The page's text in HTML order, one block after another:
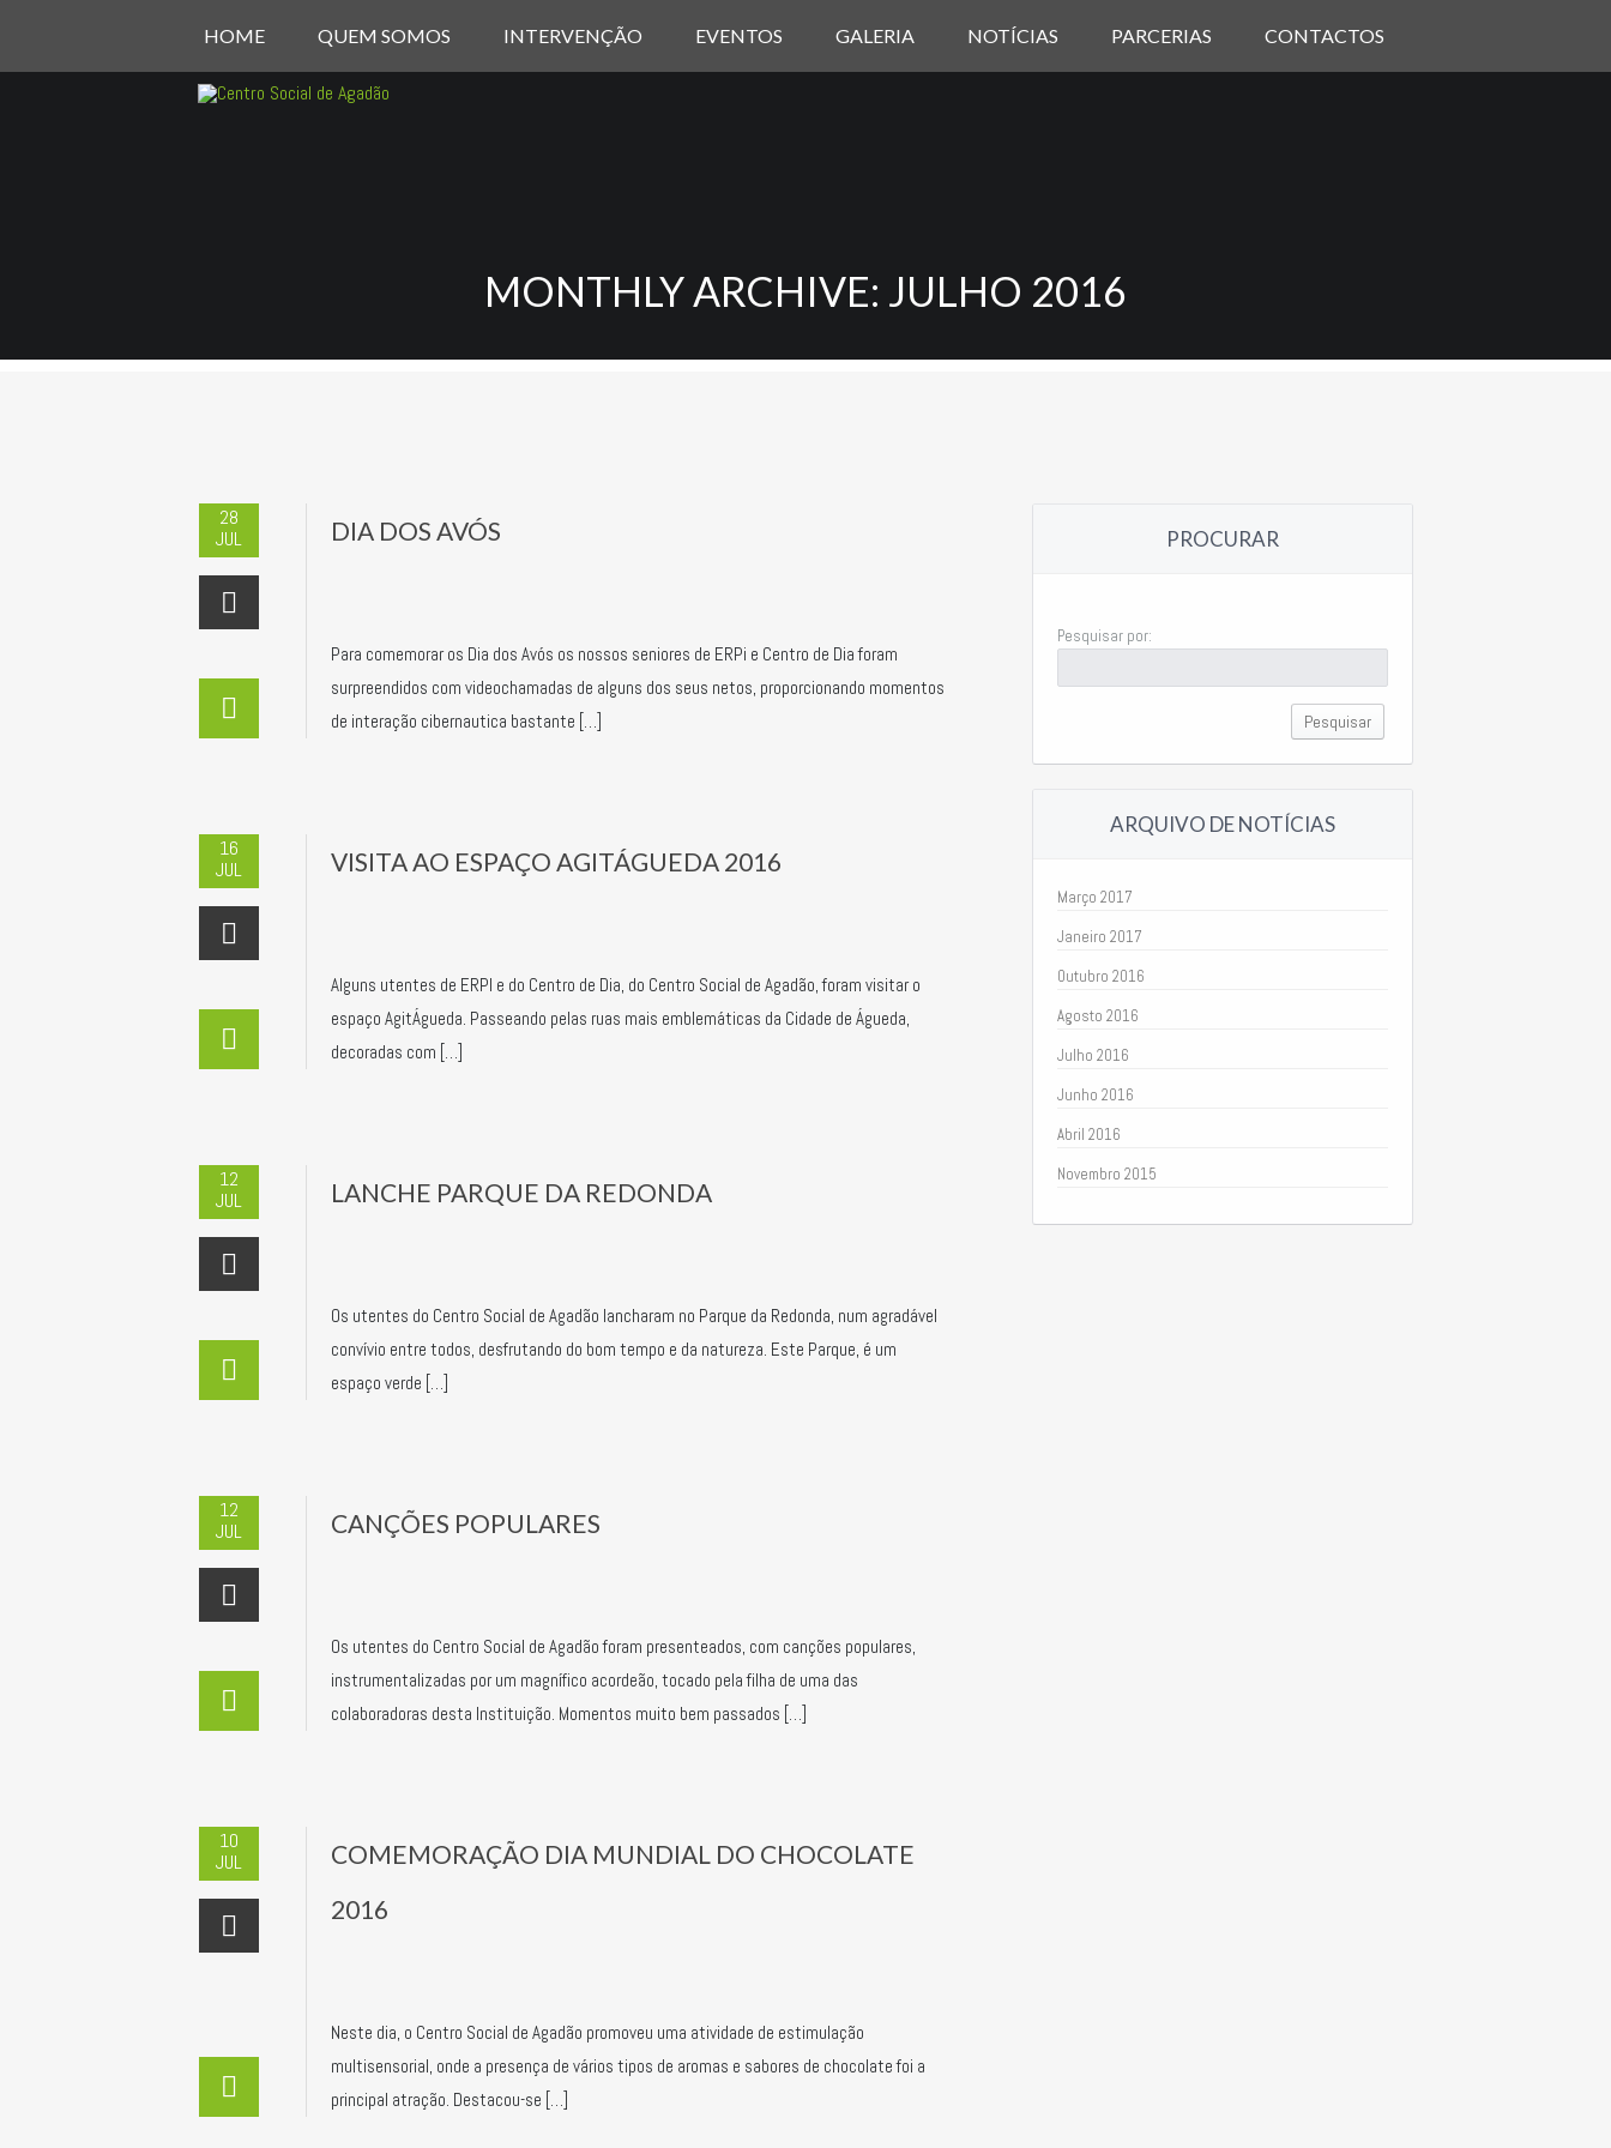
HOME QUEM SOMOS INTERVENÇÃO EVENTOS GALERIA NOTÍCIAS PARCERIAS CONTACTOS
MONTHLY ARCHIVE: JULHO 2016
28
JUL
DIA DOS AVÓS
Para comemorar os Dia dos Avós os nossos seniores de ERPi e Centro de Dia foram
surpreendidos com videochamadas de alguns dos seus netos, proporcionando momentos
de interação cibernautica bastante […]
16
JUL
VISITA AO ESPAÇO AGITÁGUEDA 2016
Alguns utentes de ERPI e do Centro de Dia, do Centro Social de Agadão, foram visitar o
espaço AgitÁgueda. Passeando pelas ruas mais emblemáticas da Cidade de Águeda,
decoradas com […]
12
JUL
LANCHE PARQUE DA REDONDA
Os utentes do Centro Social de Agadão lancharam no Parque da Redonda, num agradável
convívio entre todos, desfrutando do bom tempo e da natureza. Este Parque, é um
espaço verde […]
12
JUL
CANÇÕES POPULARES
Os utentes do Centro Social de Agadão foram presenteados, com canções populares,
instrumentalizadas por um magnífico acordeão, tocado pela filha de uma das
colaboradoras desta Instituição. Momentos muito bem passados […]
10
JUL
COMEMORAÇÃO DIA MUNDIAL DO CHOCOLATE
2016
Neste dia, o Centro Social de Agadão promoveu uma atividade de estimulação
multisensorial, onde a presença de vários tipos de aromas e sabores de chocolate foi a
principal atração. Destacou-se […]
PROCURAR
Pesquisar por:
ARQUIVO DE NOTÍCIAS
Março 2017
Janeiro 2017
Outubro 2016
Agosto 2016
Julho 2016
Junho 2016
Abril 2016
Novembro 2015